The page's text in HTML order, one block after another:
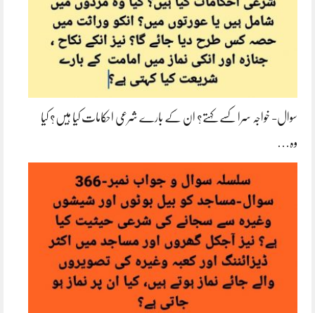
سوال- خواجہ سرا کسے کہتے؟ ان کے بارے شرعی احکامات کیا ہیں؟ کیا
وہ…